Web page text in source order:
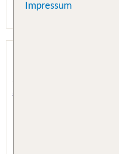
5.4 - 90 % Weiterempfehlung
Impressum